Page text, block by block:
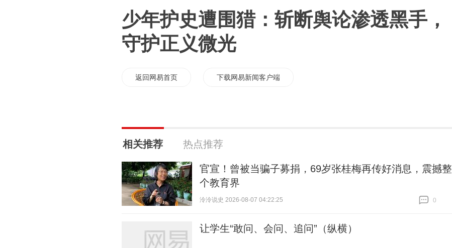
少年护史遭围猎：斩断舆论渗透黑手，
守护正义微光
返回网易首页 下载网易新闻客户端
相关推荐 热点推荐
官宣！曾被当骗子募捐，69岁张桂梅再传好消息，震撼整
个教育界
泠泠说史 2026-08-07 04:22:25
0
让学生“敢问、会问、追问”（纵横）